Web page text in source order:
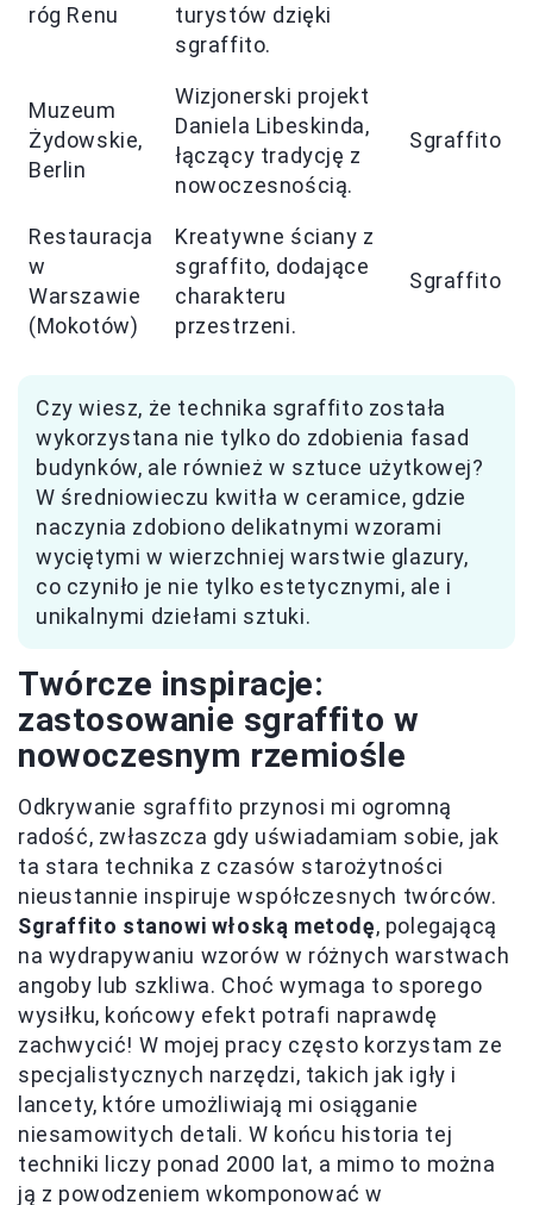
róg Renu
turystów dzięki
sgraffito.
Muzeum
Żydowskie,
Berlin
Wizjonerski projekt
Daniela Libeskinda,
łączący tradycję z
nowoczesnością.
Sgraffito
Restauracja
w
Warszawie
(Mokotów)
Kreatywne ściany z
sgraffito, dodające
charakteru
przestrzeni.
Sgraffito
Czy wiesz, że technika sgraffito została
wykorzystana nie tylko do zdobienia fasad
budynków, ale również w sztuce użytkowej?
W średniowieczu kwitła w ceramice, gdzie
naczynia zdobiono delikatnymi wzorami
wyciętymi w wierzchniej warstwie glazury,
co czyniło je nie tylko estetycznymi, ale i
unikalnymi dziełami sztuki.
Twórcze inspiracje:
zastosowanie sgraffito w
nowoczesnym rzemiośle
Odkrywanie sgraffito przynosi mi ogromną
radość, zwłaszcza gdy uświadamiam sobie, jak
ta stara technika z czasów starożytności
nieustannie inspiruje współczesnych twórców.
Sgraffito stanowi włoską metodę, polegającą
na wydrapywaniu wzorów w różnych warstwach
angoby lub szkliwa. Choć wymaga to sporego
wysiłku, końcowy efekt potrafi naprawdę
zachwycić! W mojej pracy często korzystam ze
specjalistycznych narzędzi, takich jak igły i
lancety, które umożliwiają mi osiąganie
niesamowitych detali. W końcu historia tej
techniki liczy ponad 2000 lat, a mimo to można
ją z powodzeniem wkomponować w